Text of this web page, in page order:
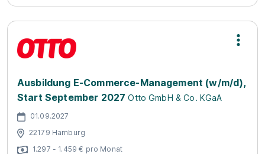
Ausbildung E-Commerce-Management (w/m/d),
Start September 2027 Otto GmbH & Co. KGaA
01.09.2027
22179 Hamburg
1.297 - 1.459 € pro Monat